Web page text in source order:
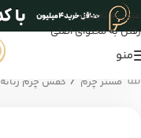
عبور به ناوبری
رفتن به محتوای اصلی
منو
مستر چرم / کفش چرم زنانه